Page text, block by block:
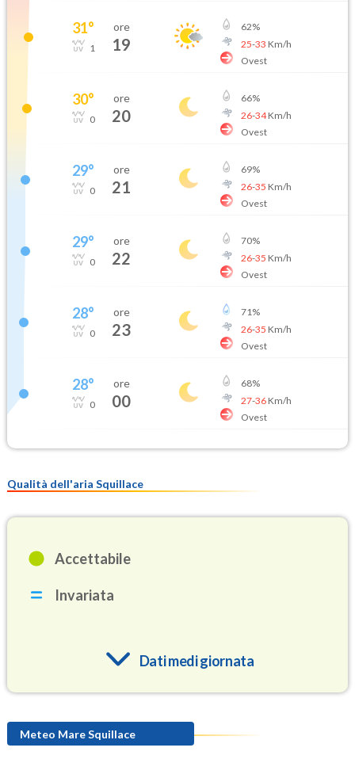
31°
1
ore
19
62%
25-33 Km/h
Ovest
30°
0
ore
20
66%
26-34Km/h
Ovest
29°
0
ore
21
69%
26-35 Km/h
Ovest
29°
0
ore
22
70%
26-35 Km/h
Ovest
28°
0
ore
23
71%
26-35 Km/h
Ovest
28°
0
ore
00
68%
27-36Km/h
Ovest
Qualità dell'aria Squillace
Accettabile
Invariata
Dati medi giornata
(Ozono) 91.1
Meteo Mare Squillace